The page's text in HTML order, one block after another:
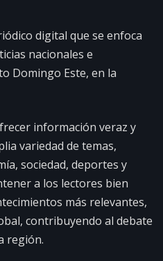
digital que se enfoca
nacionales e
Domingo Este, en la
información veraz y
variedad de temas,
sociedad, deportes y
a los lectores bien
más relevantes,
contribuyendo al debate
región.